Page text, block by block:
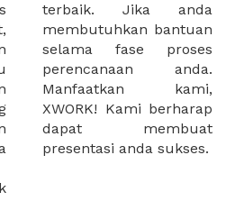
presentasi anda sukses.